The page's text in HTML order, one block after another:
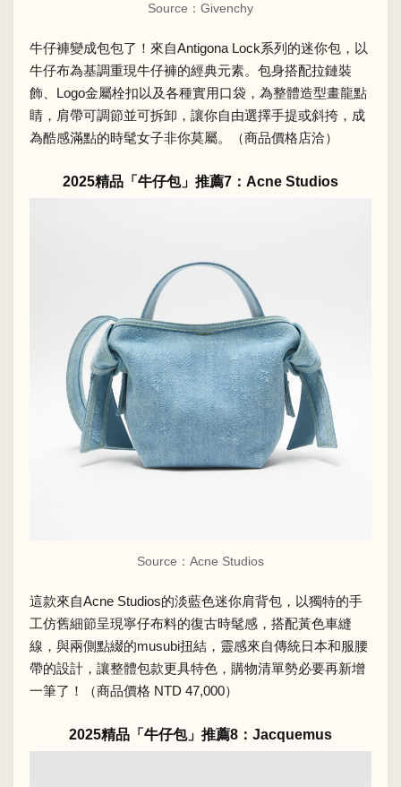
Source：Givenchy
牛仔褲變成包包了！來自Antigona Lock系列的迷你包，以
牛仔布為基調重現牛仔褲的經典元素。包身搭配拉鏈裝
飾、Logo金屬栓扣以及各種實用口袋，為整體造型畫龍點
睛，肩帶可調節並可拆卸，讓你自由選擇手提或斜挎，成
為酷感滿點的時髦女子非你莫屬。（商品價格店洽）
2025精品「牛仔包」推薦7：Acne Studios
Source：Acne Studios
這款來自Acne Studios的淡藍色迷你肩背包，以獨特的手
工仿舊細節呈現寧仔布料的復古時髦感，搭配黃色車縫
線，與兩側點綴的musubi扭結，靈感來自傳統日本和服腰
帶的設計，讓整體包款更具特色，購物清單勢必要再新增
一筆了！（商品價格 NTD 47,000）
2025精品「牛仔包」推薦8：Jacquemus